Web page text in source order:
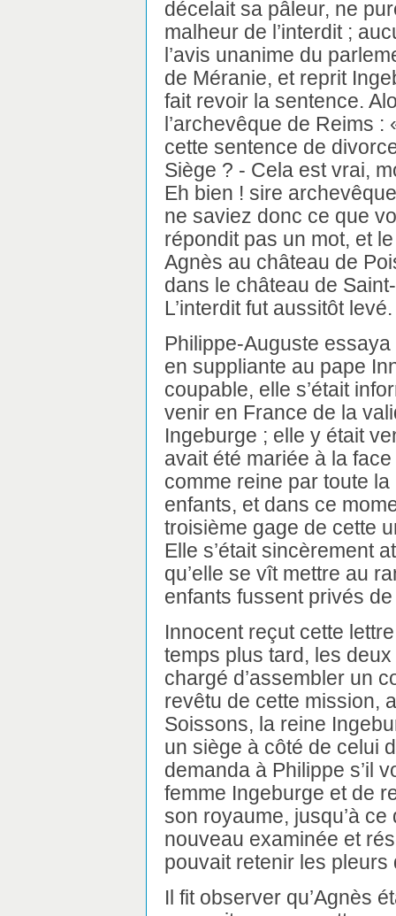
décelait sa pâleur, ne
malheur de l’interdit ;
l’avis unanime du
de Méranie, et reprit
fait revoir la sentence.
l’archevêque de Reims
cette sentence de
Siège ? - Cela est vrai,
Eh bien ! sire
ne saviez donc ce que
répondit pas un mot, et
Agnès au château de
dans le château de
L’interdit fut aussitôt levé.
Philippe-Auguste
en suppliante au pape
coupable, elle s’était
venir en France de la
Ingeburge ; elle y était
avait été mariée à la
comme reine par toute
enfants, et dans ce
troisième gage de cette
Elle s’était sincèrement
qu’elle se vît mettre au
enfants fussent privés
Innocent reçut cette
temps plus tard, les
chargé d’assembler un
revêtu de cette mission,
Soissons, la reine
un siège à côté de celui
demanda à Philippe s’il
femme Ingeburge et de
son royaume, jusqu’à
nouveau examinée et
pouvait retenir les
Il fit observer qu’Agnès